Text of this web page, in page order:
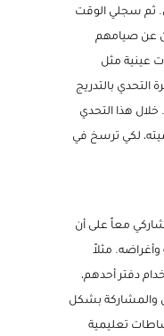
على ألا تكون
ثم سجلي الوقت
عن صيامهم
عينية مثل
بالتدريج
هذا التحدي
لكي ترسخ في
معاً على أن
مثلاً
دفتر أحدهم،
والمشاركة بشكل